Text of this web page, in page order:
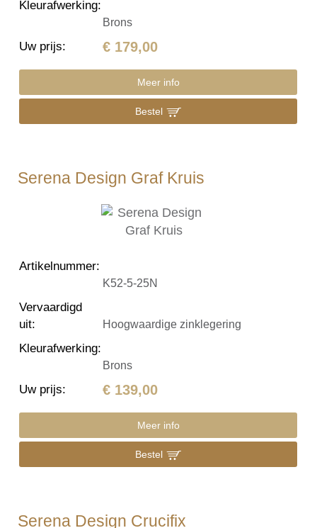
Kleurafwerking:
Brons
Uw prijs: € 179,00
Meer info
Bestel
Serena Design Graf Kruis
Artikelnummer:
K52-5-25N
Vervaardigd
uit: Hoogwaardige zinklegering
Kleurafwerking:
Brons
Uw prijs: € 139,00
Meer info
Bestel
Serena Design Crucifix